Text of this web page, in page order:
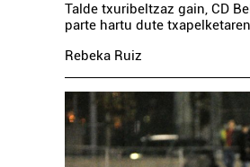
Talde txuribeltzaz gain, CD
parte hartu dute
Rebeka Ruiz